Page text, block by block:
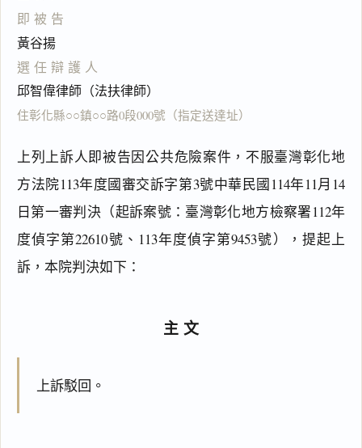
即被告
黃谷揚
選任辯護人
邱智偉律師（法扶律師）
住彰化縣○○鎮○○路0段000號（指定送達址）
上列上訴人即被告因公共危險案件，不服臺灣彰化地
方法院113年度國審交訴字第3號中華民國114年11月14
日第一審判決（起訴案號：臺灣彰化地方檢察署112年
度偵字第22610號、113年度偵字第9453號），提起上
訴，本院判決如下：
主文
上訴駁回。